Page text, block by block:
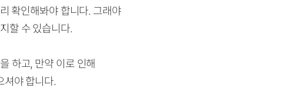
확인해봐야 합니다. 그래야
할 수 있습니다.
하고, 만약 이로 인해
셔야 합니다.